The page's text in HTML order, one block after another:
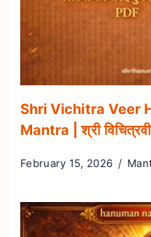
Shri Vichitra Veer
Mantra | श्री
February 15, 2026